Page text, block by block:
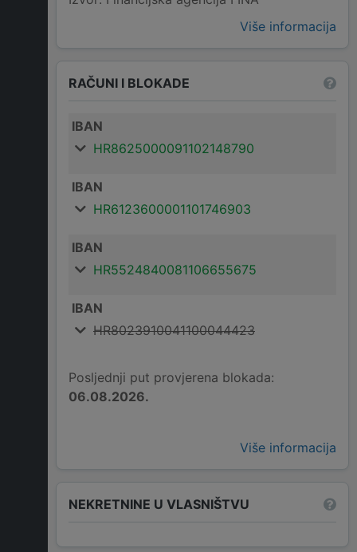
Više informacija
RAČUNI I BLOKADE
IBAN
HR8625000091102148790
IBAN
HR6123600001101746903
IBAN
HR5524840081106655675
IBAN
HR8023910041100044423
Posljednji put provjerena blokada:
06.08.2026.
Više informacija
NEKRETNINE U VLASNIŠTVU